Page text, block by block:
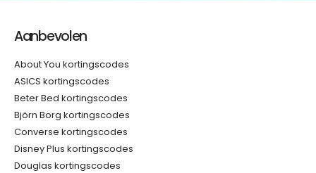
Aanbevolen
About You kortingscodes
ASICS kortingscodes
Beter Bed kortingscodes
Björn Borg kortingscodes
Converse kortingscodes
Disney Plus kortingscodes
Douglas kortingscodes